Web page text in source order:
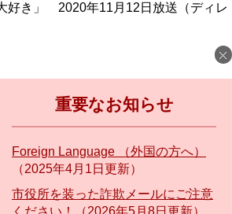
好き」 2020年11月12日放送（ディレ
重要なお知らせ
Foreign Language （外国の方へ）
2025年4月1日更新
市役所を装った詐欺メールにご注意
ください！
2026年5月8日更新